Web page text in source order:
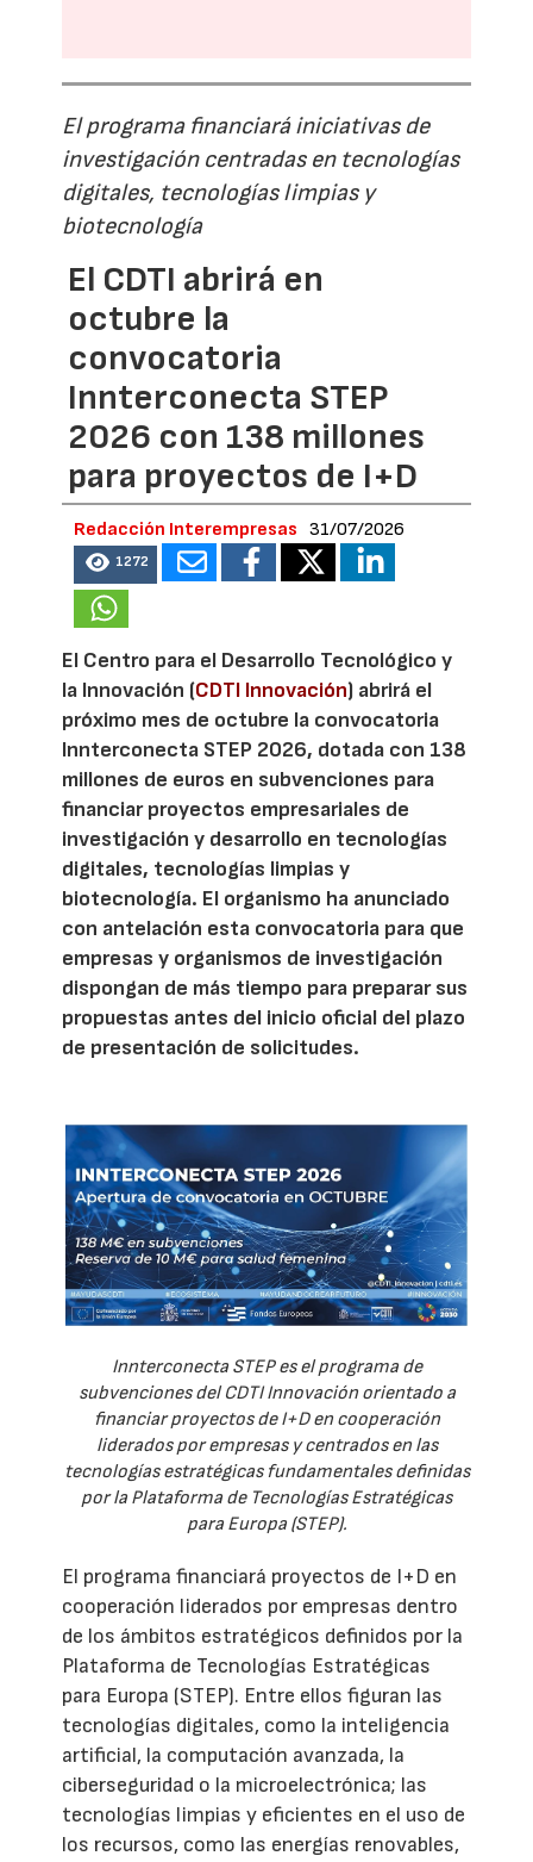
El programa financiará iniciativas de
investigación centradas en tecnologías
digitales, tecnologías limpias y
biotecnología
El CDTI abrirá en
octubre la
convocatoria
Innterconecta STEP
2026 con 138 millones
para proyectos de I+D
Redacción Interempresas 31/07/2026
1272
El Centro para el Desarrollo Tecnológico y
la Innovación (CDTI Innovación) abrirá el
próximo mes de octubre la convocatoria
Innterconecta STEP 2026, dotada con 138
millones de euros en subvenciones para
financiar proyectos empresariales de
investigación y desarrollo en tecnologías
digitales, tecnologías limpias y
biotecnología. El organismo ha anunciado
con antelación esta convocatoria para que
empresas y organismos de investigación
dispongan de más tiempo para preparar sus
propuestas antes del inicio oficial del plazo
de presentación de solicitudes.
Innterconecta STEP es el programa de
subvenciones del CDTI Innovación orientado a
financiar proyectos de I+D en cooperación
liderados por empresas y centrados en las
tecnologías estratégicas fundamentales definidas
por la Plataforma de Tecnologías Estratégicas
para Europa (STEP).
El programa financiará proyectos de I+D en
cooperación liderados por empresas dentro
de los ámbitos estratégicos definidos por la
Plataforma de Tecnologías Estratégicas
para Europa (STEP). Entre ellos figuran las
tecnologías digitales, como la inteligencia
artificial, la computación avanzada, la
ciberseguridad o la microelectrónica; las
tecnologías limpias y eficientes en el uso de
los recursos, como las energías renovables,